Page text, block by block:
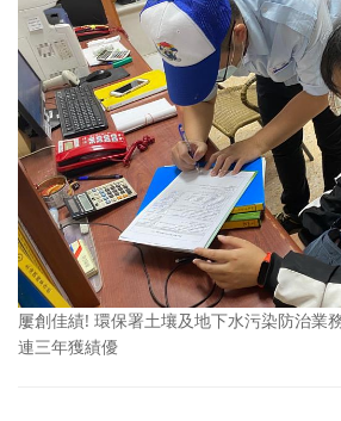
屢創佳績! 環保署土壤及地下水污染防治業
連三年獲績優